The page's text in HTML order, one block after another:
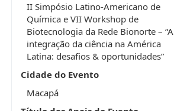
II Simpósio Latino-Americano de
Química e VII Workshop de
Biotecnologia da Rede Bionorte – “A
integração da ciência na América
Latina: desafios & oportunidades”
Cidade do Evento
Macapá